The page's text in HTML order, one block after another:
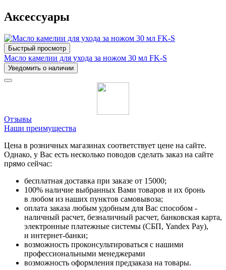
Аксессуары
Быстрый просмотр
Масло камелии для ухода за ножом 30 мл FK-S
Уведомить о наличии
Отзывы
Наши преимущества
Цена в розничных магазинах соответствует цене на сайте.
Однако, у Вас есть несколько поводов сделать заказ на сайте
прямо сейчас:
бесплатная доставка при заказе от 15000;
100% наличие выбранных Вами товаров и их бронь
в любом из наших пунктов самовывоза;
оплата заказа любым удобным для Вас способом -
наличный расчет, безналичный расчет, банковская карта,
электронные платежные системы (СБП, Yandex Pay),
и интернет-банки;
возможность проконсультироваться с нашими
профессиональными менеджерами
возможность оформления предзаказа на товары.